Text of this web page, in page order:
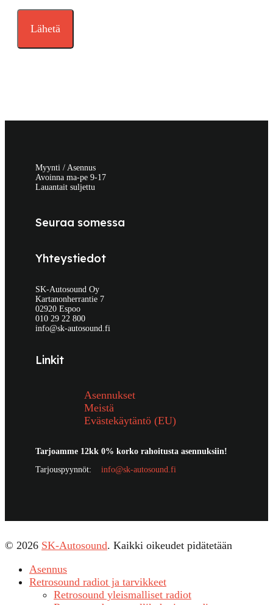
Myynti / Asennus
Avoinna ma-pe 9-17
Lauantait suljettu
Seuraa somessa
Yhteystiedot
SK-Autosound Oy
Kartanonherrantie 7
02920 Espoo
010 29 22 800
info@sk-autosound.fi
Linkit
Asennukset
Meistä
Evästekäytäntö (EU)
Tarjoamme 12kk 0% korko rahoitusta asennuksiin!
Tarjouspyynnöt: info@sk-autosound.fi
© 2026 SK-Autosound. Kaikki oikeudet pidätetään
Asennus
Retrosound radiot ja tarvikkeet
Retrosound yleismalliset radiot